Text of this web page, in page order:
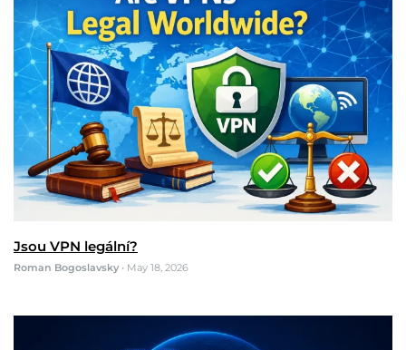
Jsou VPN legální?
Roman Bogoslavsky • May 18, 2026